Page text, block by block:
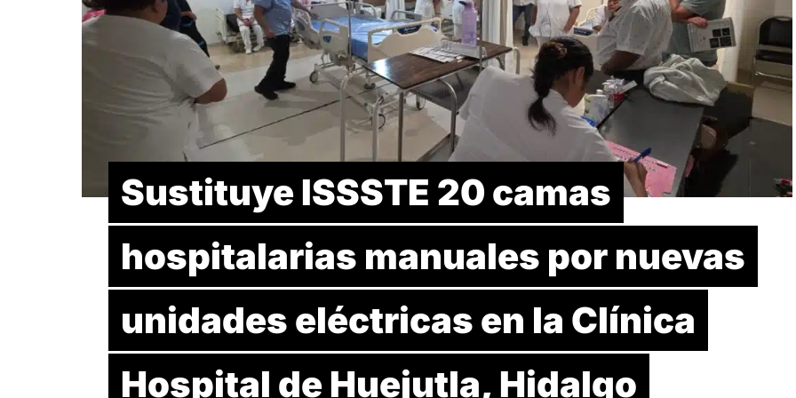
Sustituye ISSSTE 20 camas
hospitalarias manuales por nuevas
unidades eléctricas en la Clínica
Hospital de Huejutla, Hidalgo